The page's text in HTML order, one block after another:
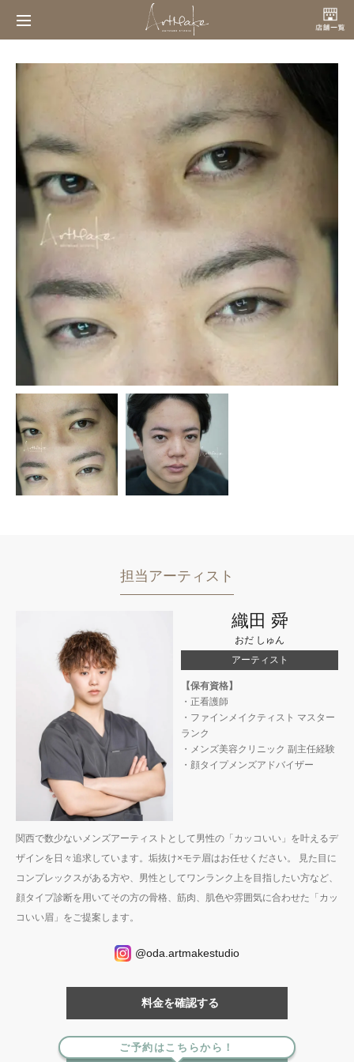
ご予約の院を選択してください
大阪梅田院
【提携院】
ただおかメディカル
クリニック
担当アーティスト
織田 舜
おだ しゅん
アーティスト
【保有資格】
・正看護師
・ファインメイクティスト マスター
ランク
・メンズ美容クリニック 副主任経験
・顔タイプメンズアドバイザー
関西で数少ないメンズアーティストとして男性の「カッコいい」を叶えるデ
ザインを日々追求しています。垢抜け×モテ眉はお任せください。 見た目に
コンプレックスがある方や、男性としてワンランク上を目指したい方など、
顔タイプ診断を用いてその方の骨格、筋肉、肌色や雰囲気に合わせた「カッ
コいい眉」をご提案します。
@oda.artmakestudio
料金を確認する
ご予約はこちらから！